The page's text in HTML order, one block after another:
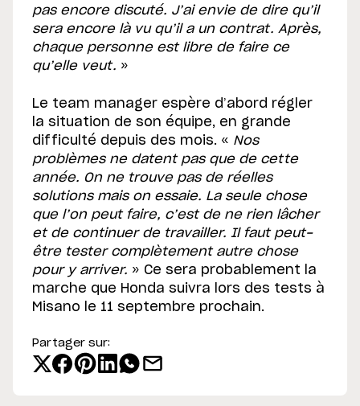
pas encore discuté. J’ai envie de dire qu’il
sera encore là vu qu’il a un contrat. Après,
chaque personne est libre de faire ce
qu’elle veut. »
Le team manager espère d’abord régler
la situation de son équipe, en grande
difficulté depuis des mois. « Nos
problèmes ne datent pas que de cette
année. On ne trouve pas de réelles
solutions mais on essaie. La seule chose
que l’on peut faire, c’est de ne rien lâcher
et de continuer de travailler. Il faut peut-
être tester complètement autre chose
pour y arriver. » Ce sera probablement la
marche que Honda suivra lors des tests à
Misano le 11 septembre prochain.
Partager sur: